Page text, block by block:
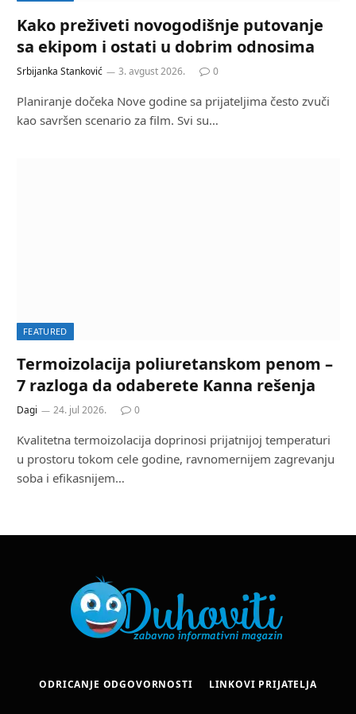
Kako preživeti novogodišnje putovanje
sa ekipom i ostati u dobrim odnosima
Srbijanka Stanković 3. avgust 2026. 0
Planiranje dočeka Nove godine sa prijateljima često zvuči
kao savršen scenario za film. Svi su…
FEATURED
Termoizolacija poliuretanskom penom –
7 razloga da odaberete Kanna rešenja
Dagi 24. jul 2026. 0
Kvalitetna termoizolacija doprinosi prijatnijoj temperaturi
u prostoru tokom cele godine, ravnomernijem zagrevanju
soba i efikasnijem…
ODRICANJE ODGOVORNOSTI LINKOVI PRIJATELJA